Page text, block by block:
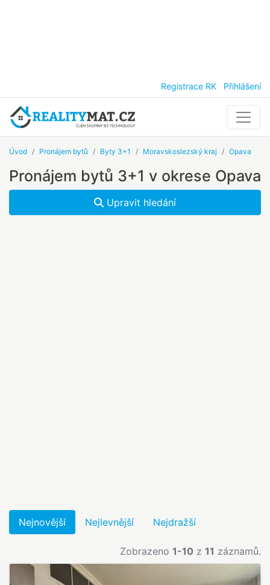
Registrace RK Přihlášení
Úvod Pronájem bytů Byty 3+1 Moravskoslezský kraj Opava
Pronájem bytů 3+1 v okrese Opava
Upravit hledání
Nejnovější Nejlevnější Nejdražší
Zobrazeno 1-10 z 11 záznamů.